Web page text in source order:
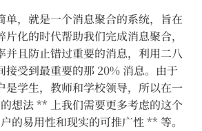
单，就是一个消息聚合的系统，旨在
化的时代帮助我们完成消息聚合，
并且防止错过重要的消息，利用二八
接受到最重要的那 20% 消息。由于
是学生，教师和学校领导，所以在一
想法 ** 上我们需要更多考虑的这个
的易用性和现实的可推广性 ** 等。